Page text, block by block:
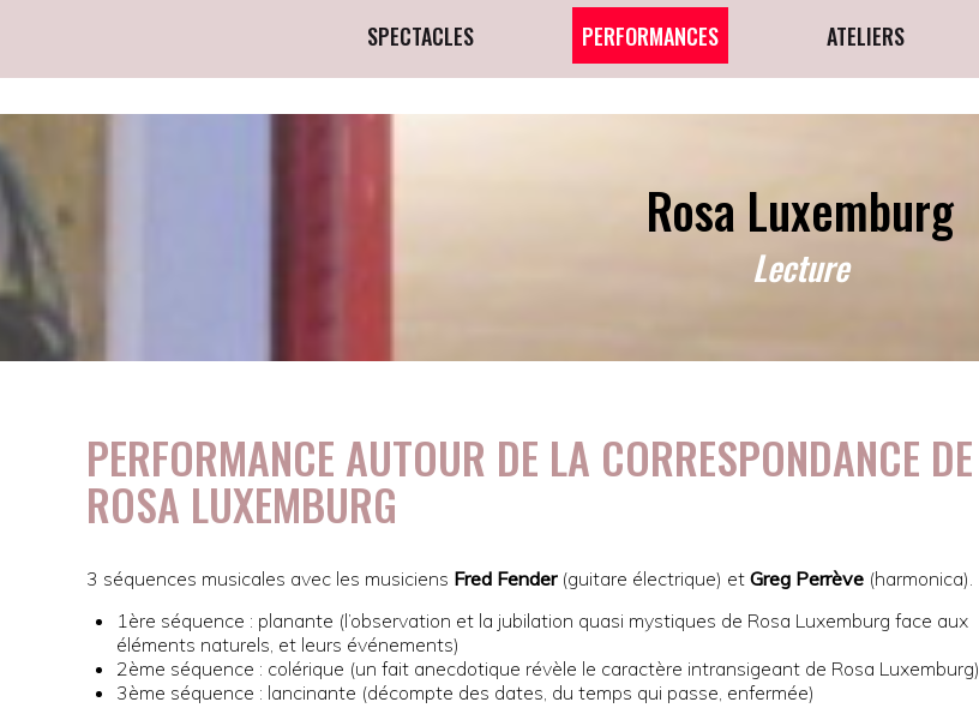
SPECTACLES PERFORMANCES ATELIERS
Rosa Luxemburg
Lecture
PERFORMANCE AUTOUR DE LA CORRESPONDANCE DE
ROSA LUXEMBURG
3 séquences musicales avec les musiciens Fred Fender(guitare électrique) et Greg Perrève (harmonica).
1ère séquence : planante (l’observation et la jubilation quasi mystiques de Rosa Luxemburg face aux
éléments naturels, et leurs événements)
2ème séquence : colérique (un fait anecdotique révèle le caractère intransigeant de Rosa Luxemburg)
3ème séquence : lancinante (décompte des dates, du temps qui passe, enfermée)